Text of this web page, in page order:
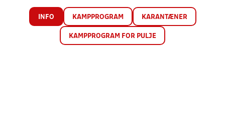
INFO KAMPPROGRAM KARANTÆNER
KAMPPROGRAM FOR PULJE